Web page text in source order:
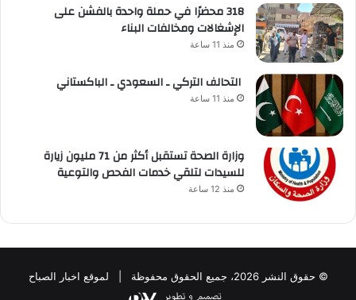
318 محضرًا في حملة واحدة بالفشن على
الإشغالات ومخالفات البناء
منذ 11 ساعة
التحالف التركي ـ السعودي ـ الباكستاني
منذ 11 ساعة
وزارة الصحة تستقبل أكثر من 71 مليون زيارة
للسيدات لتلقي خدمات الفحص والتوعية
منذ 12 ساعة
© حقوق النشر 2026، جميع الحقوق محفوظة | لموقع اخبار الصباح